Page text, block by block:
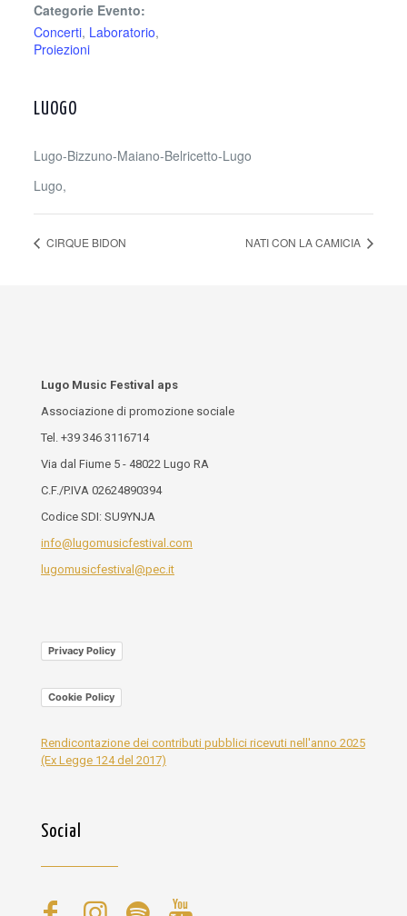
Categorie Evento:
Concerti, Laboratorio,
Proiezioni
LUOGO
Lugo-Bizzuno-Maiano-Belricetto-Lugo
Lugo,
CIRQUE BIDON NATI CON LA CAMICIA
Lugo Music Festival aps
Associazione di promozione sociale
Tel. +39 346 3116714
Via dal Fiume 5 - 48022 Lugo RA
C.F./P.IVA 02624890394
Codice SDI: SU9YNJA
info@lugomusicfestival.com
lugomusicfestival@pec.it
Privacy Policy
Cookie Policy
Rendicontazione dei contributi pubblici ricevuti nell'anno 2025
(Ex Legge 124 del 2017)
Social